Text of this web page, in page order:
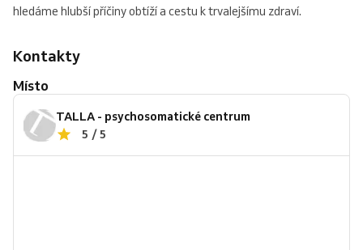
hledáme hlubší příčiny obtíží a cestu k trvalejšímu zdraví.
Kontakty
Místo
TALLA - psychosomatické centrum
5 / 5